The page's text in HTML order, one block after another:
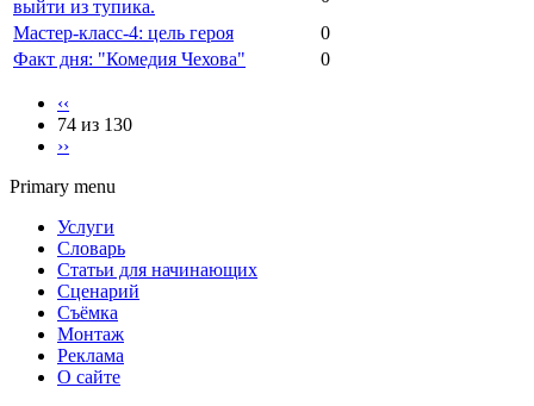
выйти из тупика.
Мастер-класс-4: цель героя
0
Факт дня: "Комедия Чехова"
0
‹‹
74 из 130
››
Primary menu
Услуги
Словарь
Статьи для начинающих
Сценарий
Съёмка
Монтаж
Реклама
О сайте